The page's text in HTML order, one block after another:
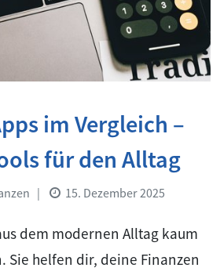
im Vergleich –
für den Alltag
| 15. Dezember 2025
dem modernen Alltag kaum
Sie helfen dir, deine Finanzen